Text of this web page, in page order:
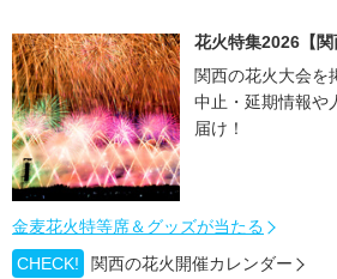
花火特集2026【関
関西の花火大会を
中止・延期情報や
届け！
金麦花火特等席＆グッズが当たる
CHECK!
関西の花火開催カレンダー